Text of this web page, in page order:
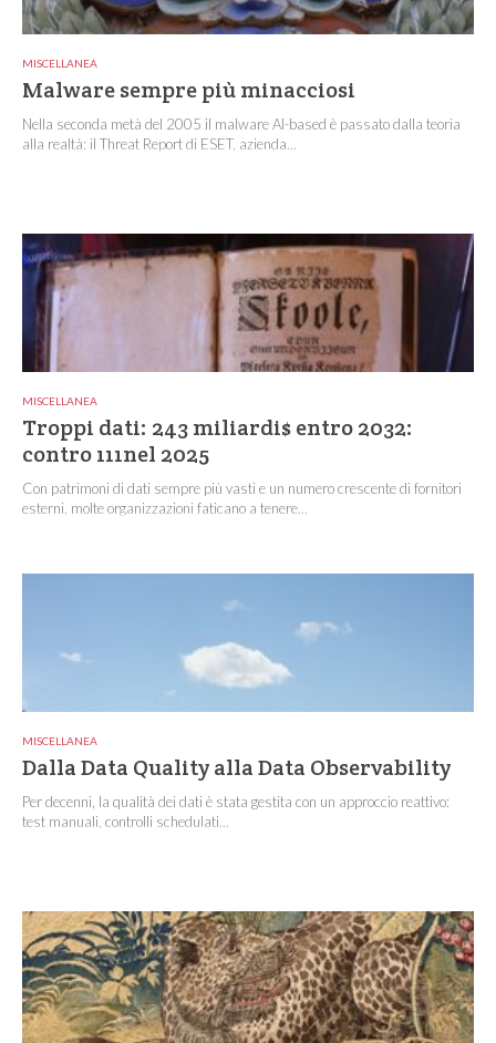
MISCELLANEA
Malware sempre più minacciosi
Nella seconda metà del 2005 il malware AI-based è passato dalla teoria
alla realtà: il Threat Report di ESET, azienda...
MISCELLANEA
Troppi dati: 243 miliardi$ entro 2032:
contro 111nel 2025
Con patrimoni di dati sempre più vasti e un numero crescente di fornitori
esterni, molte organizzazioni faticano a tenere...
MISCELLANEA
Dalla Data Quality alla Data Observability
Per decenni, la qualità dei dati è stata gestita con un approccio reattivo:
test manuali, controlli schedulati...